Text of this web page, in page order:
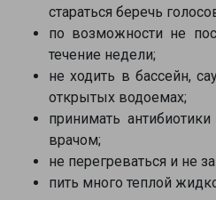
стараться беречь
по возможности не
течение недели;
не ходить в бассейн,
открытых водоемах;
принимать
врачом;
не перегреваться и не
пить много теплой